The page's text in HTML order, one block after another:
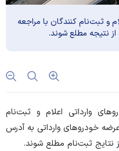
و ثبت‌نام کنندگان با مراجعه
از نتیجه مطلع شوند.
وارداتی اعلام و ثبت‌نام
خودرو‌های وارداتی به آدرس